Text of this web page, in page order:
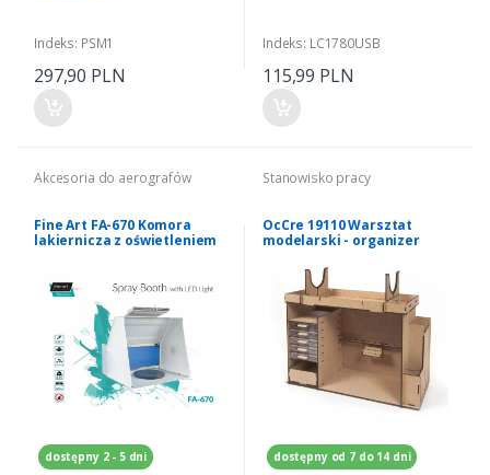
Indeks: PSM1
297,90 PLN
Indeks: LC1780USB
115,99 PLN
Akcesoria do aerografów
Fine Art FA-670 Komora
lakiernicza z oświetleniem
dostępny 2 - 5 dni
Stanowisko pracy
OcCre 19110 Warsztat
modelarski - organizer
dostępny od 7 do 14 dni